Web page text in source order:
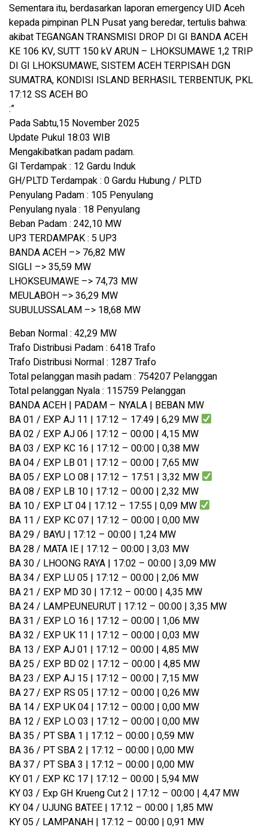
Sementara itu, berdasarkan laporan emergency UID Aceh
kepada pimpinan PLN Pusat yang beredar, tertulis bahwa:
akibat TEGANGAN TRANSMISI DROP DI GI BANDA ACEH
KE 106 KV, SUTT 150 kV ARUN – LHOKSUMAWE 1,2 TRIP
DI GI LHOKSUMAWE, SISTEM ACEH TERPISAH DGN
SUMATRA, KONDISI ISLAND BERHASIL TERBENTUK, PKL
17:12 SS ACEH BO
:”
Pada Sabtu,15 November 2025
Update Pukul 18:03 WIB
Mengakibatkan padam padam.
GI Terdampak : 12 Gardu Induk
GH/PLTD Terdampak : 0 Gardu Hubung / PLTD
Penyulang Padam : 105 Penyulang
Penyulang nyala : 18 Penyulang
Beban Padam : 242,10 MW
UP3 TERDAMPAK : 5 UP3
BANDA ACEH –> 76,82 MW
SIGLI –> 35,59 MW
LHOKSEUMAWE –> 74,73 MW
MEULABOH –> 36,29 MW
SUBULUSSALAM –> 18,68 MW
Beban Normal : 42,29 MW
Trafo Distribusi Padam : 6418 Trafo
Trafo Distribusi Normal : 1287 Trafo
Total pelanggan masih padam : 754207 Pelanggan
Total pelanggan Nyala : 115759 Pelanggan
BANDA ACEH | PADAM – NYALA | BEBAN MW
BA 01 / EXP AJ 11 | 17:12 – 17:49 | 6,29 MW
BA 02 / EXP AJ 06 | 17:12 – 00:00 | 4,15 MW
BA 03 / EXP KC 16 | 17:12 – 00:00 | 0,38 MW
BA 04 / EXP LB 01 | 17:12 – 00:00 | 7,65 MW
BA 05 / EXP LO 08 | 17:12 – 17:51 | 3,32 MW
BA 08 / EXP LB 10 | 17:12 – 00:00 | 2,32 MW
BA 10 / EXP LT 04 | 17:12 – 17:55 | 0,09 MW
BA 11 / EXP KC 07 | 17:12 – 00:00 | 0,00 MW
BA 29 / BAYU | 17:12 – 00:00 | 1,24 MW
BA 28 / MATA IE | 17:12 – 00:00 | 3,03 MW
BA 30 / LHOONG RAYA | 17:02 – 00:00 | 3,09 MW
BA 34 / EXP LU 05 | 17:12 – 00:00 | 2,06 MW
BA 21 / EXP MD 30 | 17:12 – 00:00 | 4,35 MW
BA 24 / LAMPEUNEURUT | 17:12 – 00:00 | 3,35 MW
BA 31 / EXP LO 16 | 17:12 – 00:00 | 1,06 MW
BA 32 / EXP UK 11 | 17:12 – 00:00 | 0,03 MW
BA 13 / EXP AJ 01 | 17:12 – 00:00 | 4,85 MW
BA 25 / EXP BD 02 | 17:12 – 00:00 | 4,85 MW
BA 23 / EXP AJ 15 | 17:12 – 00:00 | 7,15 MW
BA 27 / EXP RS 05 | 17:12 – 00:00 | 0,26 MW
BA 14 / EXP UK 04 | 17:12 – 00:00 | 0,00 MW
BA 12 / EXP LO 03 | 17:12 – 00:00 | 0,00 MW
BA 35 / PT SBA 1 | 17:12 – 00:00 | 0,59 MW
BA 36 / PT SBA 2 | 17:12 – 00:00 | 0,00 MW
BA 37 / PT SBA 3 | 17:12 – 00:00 | 0,00 MW
KY 01 / EXP KC 17 | 17:12 – 00:00 | 5,94 MW
KY 03 / Exp GH Krueng Cut 2 | 17:12 – 00:00 | 4,47 MW
KY 04 / UJUNG BATEE | 17:12 – 00:00 | 1,85 MW
KY 05 / LAMPANAH | 17:12 – 00:00 | 0,91 MW